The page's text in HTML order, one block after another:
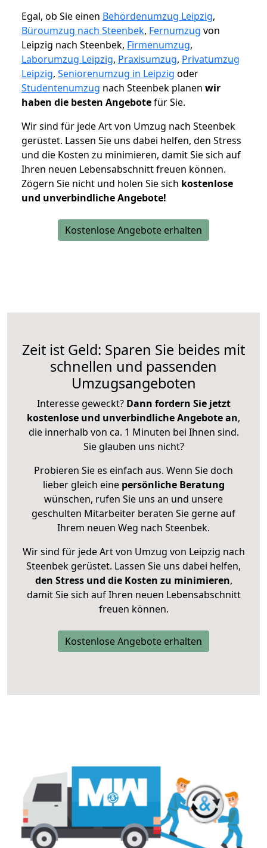
Egal, ob Sie einen Behördenumzug Leipzig,
Büroumzug nach Steenbek, Fernumzug von
Leipzig nach Steenbek, Firmenumzug,
Laborumzug Leipzig, Praxisumzug, Privatumzug
Leipzig, Seniorenumzug in Leipzig oder
Studentenumzug nach Steenbek planen wir
haben die besten Angebotefür Sie.
Wir sind für jede Art von Umzug nach Steenbek
gerüstet. Lassen Sie uns dabei helfen, den Stress
und die Kosten zu minimieren, damit Sie sich auf
Ihren neuen Lebensabschnitt freuen können.
Zögern Sie nicht und holen Sie sich kostenlose
und unverbindliche Angebote!
Kostenlose Angebote erhalten
Zeit ist Geld: Sparen Sie beides mit
schnellen und passenden
Umzugsangeboten
Interesse geweckt? Dann fordern Sie jetzt
kostenlose und unverbindliche Angebote an,
die innerhalb von ca. 1 Minuten bei Ihnen sind.
Sie glauben uns nicht?
Probieren Sie es einfach aus. Wenn Sie doch
lieber gleich eine persönliche Beratung
wünschen, rufen Sie uns an und unsere
geschulten Mitarbeiter beraten Sie gerne auf
Ihrem neuen Weg nach Steenbek.
Wir sind für jede Art von Umzug von Leipzig nach
Steenbek gerüstet. Lassen Sie uns dabei helfen,
den Stress und die Kosten zu minimieren,
damit Sie sich auf Ihren neuen Lebensabschnitt
freuen können.
Kostenlose Angebote erhalten